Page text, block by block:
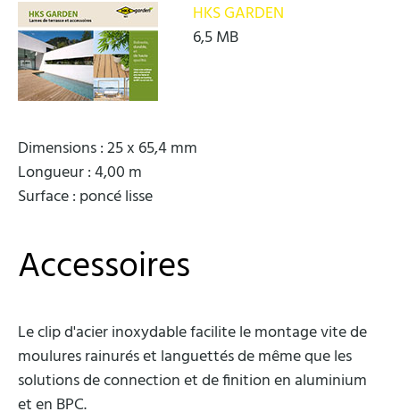
HKS GARDEN
6,5 MB
Dimensions : 25 x 65,4 mm
Longueur : 4,00 m
Surface : poncé lisse
Accessoires
Le clip d'acier inoxydable facilite le montage vite de
moulures rainurés et languettés de même que les
solutions de connection et de finition en aluminium
et en BPC.